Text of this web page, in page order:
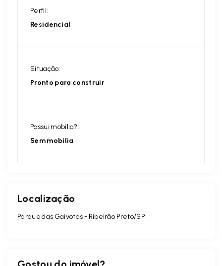
Perfil:
Residencial
Situação:
Pronto para construir
Possui mobília?:
Sem mobília
Localização
Parque das Gaivotas - Ribeirão Preto/SP